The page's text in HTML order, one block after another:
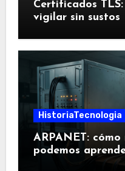
Certificados
vigilar sin sustos
HistoriaTecnologia
ARPANET:
podemos